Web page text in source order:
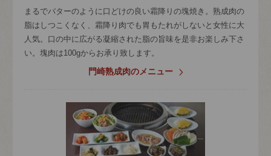
まるでバターのように口どけの良い霜降りの塊焼き。熟成肉の
脂はしつこくなく、霜降り肉でも胃もたれがしないと女性に大
人気。口の中に広がる凝縮された脂の旨味を是非お楽しみ下さ
い。塊肉は100gからお承り致します。
門崎熟成肉のメニュー